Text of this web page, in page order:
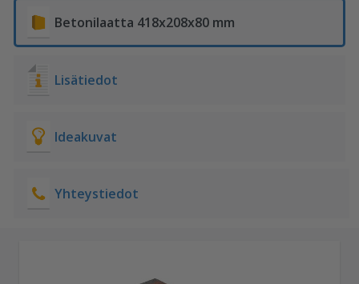
Betonilaatta 418x208x80 mm
Lisätiedot
Ideakuvat
Yhteystiedot